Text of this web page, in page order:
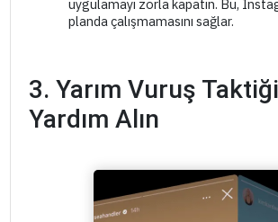
uygulamayı zorla kapatın. Bu,
planda çalışmamasını sağlar.
3. Yarım Vuruş
Yardım Alın